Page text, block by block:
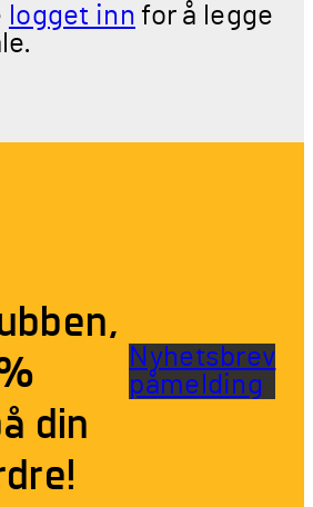
logget inn for å legge
din
Nyhetsbrev
påmelding